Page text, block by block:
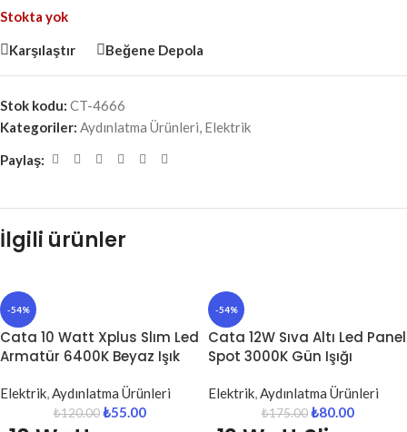
Stokta yok
Karşılaştır Beğene Depola
Stok kodu: CT-4666
Kategoriler: Aydınlatma Ürünleri, Elektrik
Paylaş:
İlgili ürünler
-54%
Cata 10 Watt Xplus Slım Led
Armatür 6400K Beyaz Işık
Elektrik,Aydınlatma Ürünleri
₺120.00 ₺55.00
-54%
Cata 12W Sıva Altı Led Panel
Spot 3000K Gün Işığı
Elektrik,Aydınlatma Ürünleri
₺175.00 ₺80.00